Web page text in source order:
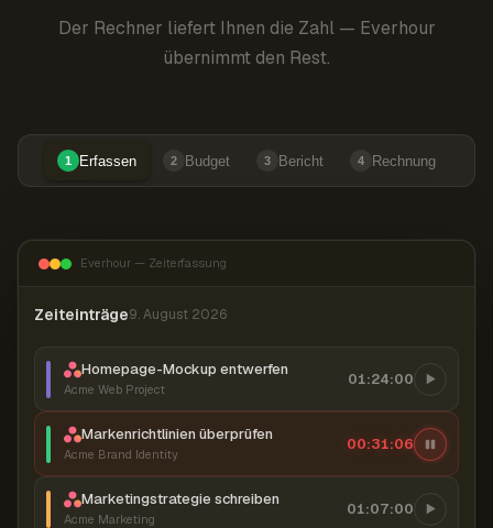
Der Rechner liefert Ihnen die Zahl — Everhour
übernimmt den Rest.
1 Erfassen 2 Budget 3 Bericht 4 Rechnung
Everhour — Zeiterfassung
Zeiteinträge9. August 2026
Homepage-Mockup entwerfen
Acme Web Project
01:24:00
Markenrichtlinien überprüfen
Acme Brand Identity
00:31:06
Marketingstrategie schreiben
Acme Marketing
01:07:00